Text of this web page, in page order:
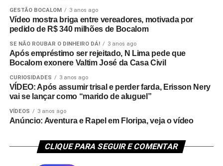
GESTÃO BOCALOM 3 anos ago
Vídeo mostra briga entre vereadores, motivada por
pedido de R$ 340 milhões de Bocalom
SE NÃO ROUBAR O DINHEIRO DÁ! 3 anos ago
Após empréstimo ser rejeitado, N Lima pede que
Bocalom exonere Valtim José da Casa Civil
CURIOSIDADES 3 anos ago
VÍDEO: Após assumir trisal e perder farda, Erisson Nery
vai se lançar como “marido de aluguel”
VÍDEOS 3 anos ago
Anúncio: Aventura e Rapel em Floripa, veja o vídeo
CLIQUE PARA SEGUIR E COMENTAR